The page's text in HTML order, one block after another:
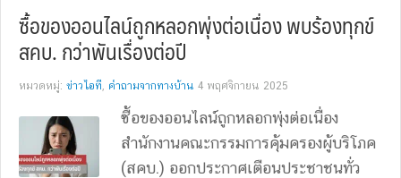
ซื้อของออนไลน์ถูกหลอกพุ่งต่อเนื่อง พบร้องทุกข์
สคบ. กว่าพันเรื่องต่อปี
หมวดหมู่: ข่าวไอที, คำถามจากทางบ้าน 4 พฤศจิกายน 2025
ซื้อของออนไลน์ถูกหลอกพุ่งต่อเนื่อง
สำนักงานคณะกรรมการคุ้มครองผู้บริโภค
(สคบ.) ออกประกาศเตือนประชาชนทั่ว